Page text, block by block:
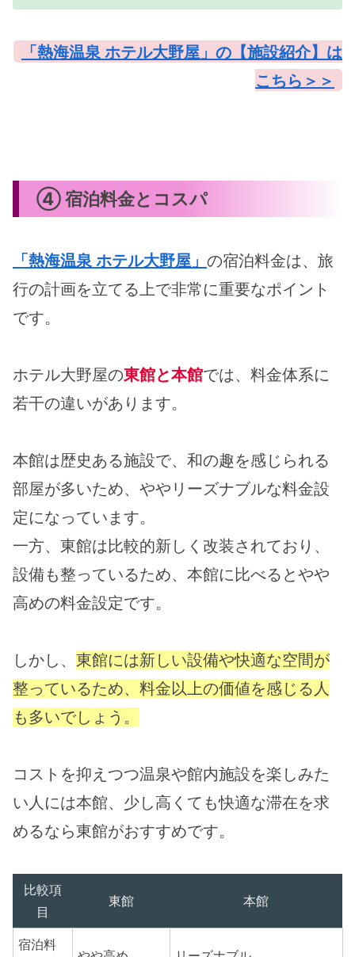
「熱海温泉 ホテル大野屋」の【施設紹介】は
こちら＞＞
④ 宿泊料金とコスパ
「熱海温泉 ホテル大野屋」 の宿泊料金は、旅
行の計画を立てる上で非常に重要なポイント
です。
ホテル大野屋の東館と本館では、料金体系に
若干の違いがあります。
本館は歴史ある施設で、和の趣を感じられる
部屋が多いため、ややリーズナブルな料金設
定になっています。
一方、東館は比較的新しく改装されており、
設備も整っているため、本館に比べるとやや
高めの料金設定です。
しかし、 東館には新しい設備や快適な空間が
整っているため、料金以上の価値を感じる人
も多いでしょう。
コストを抑えつつ温泉や館内施設を楽しみた
い人には本館、少し高くても快適な滞在を求
めるなら東館がおすすめです。
比較項
目
東館 本館
宿泊料